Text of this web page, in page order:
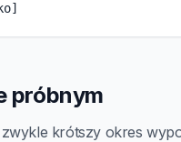
próbnym
krótszy okres